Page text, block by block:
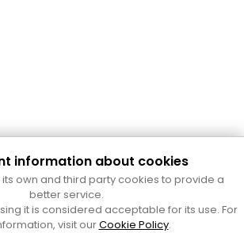
Cultura Mataró
Ajuntament de Mataró
Josep, 9 (Mataró, 08302)
dilluns, dimecres i divendres de 10 a 13 h.
information about cookies
its own and third party cookies to provide a
better service.
it is considered acceptable for its use. For
visit ourCookie Policy.